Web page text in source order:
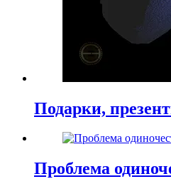
Подарки,
Проблема